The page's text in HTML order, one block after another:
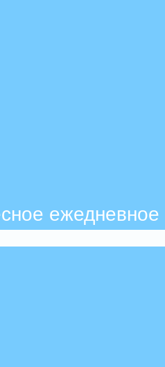
ежедневное